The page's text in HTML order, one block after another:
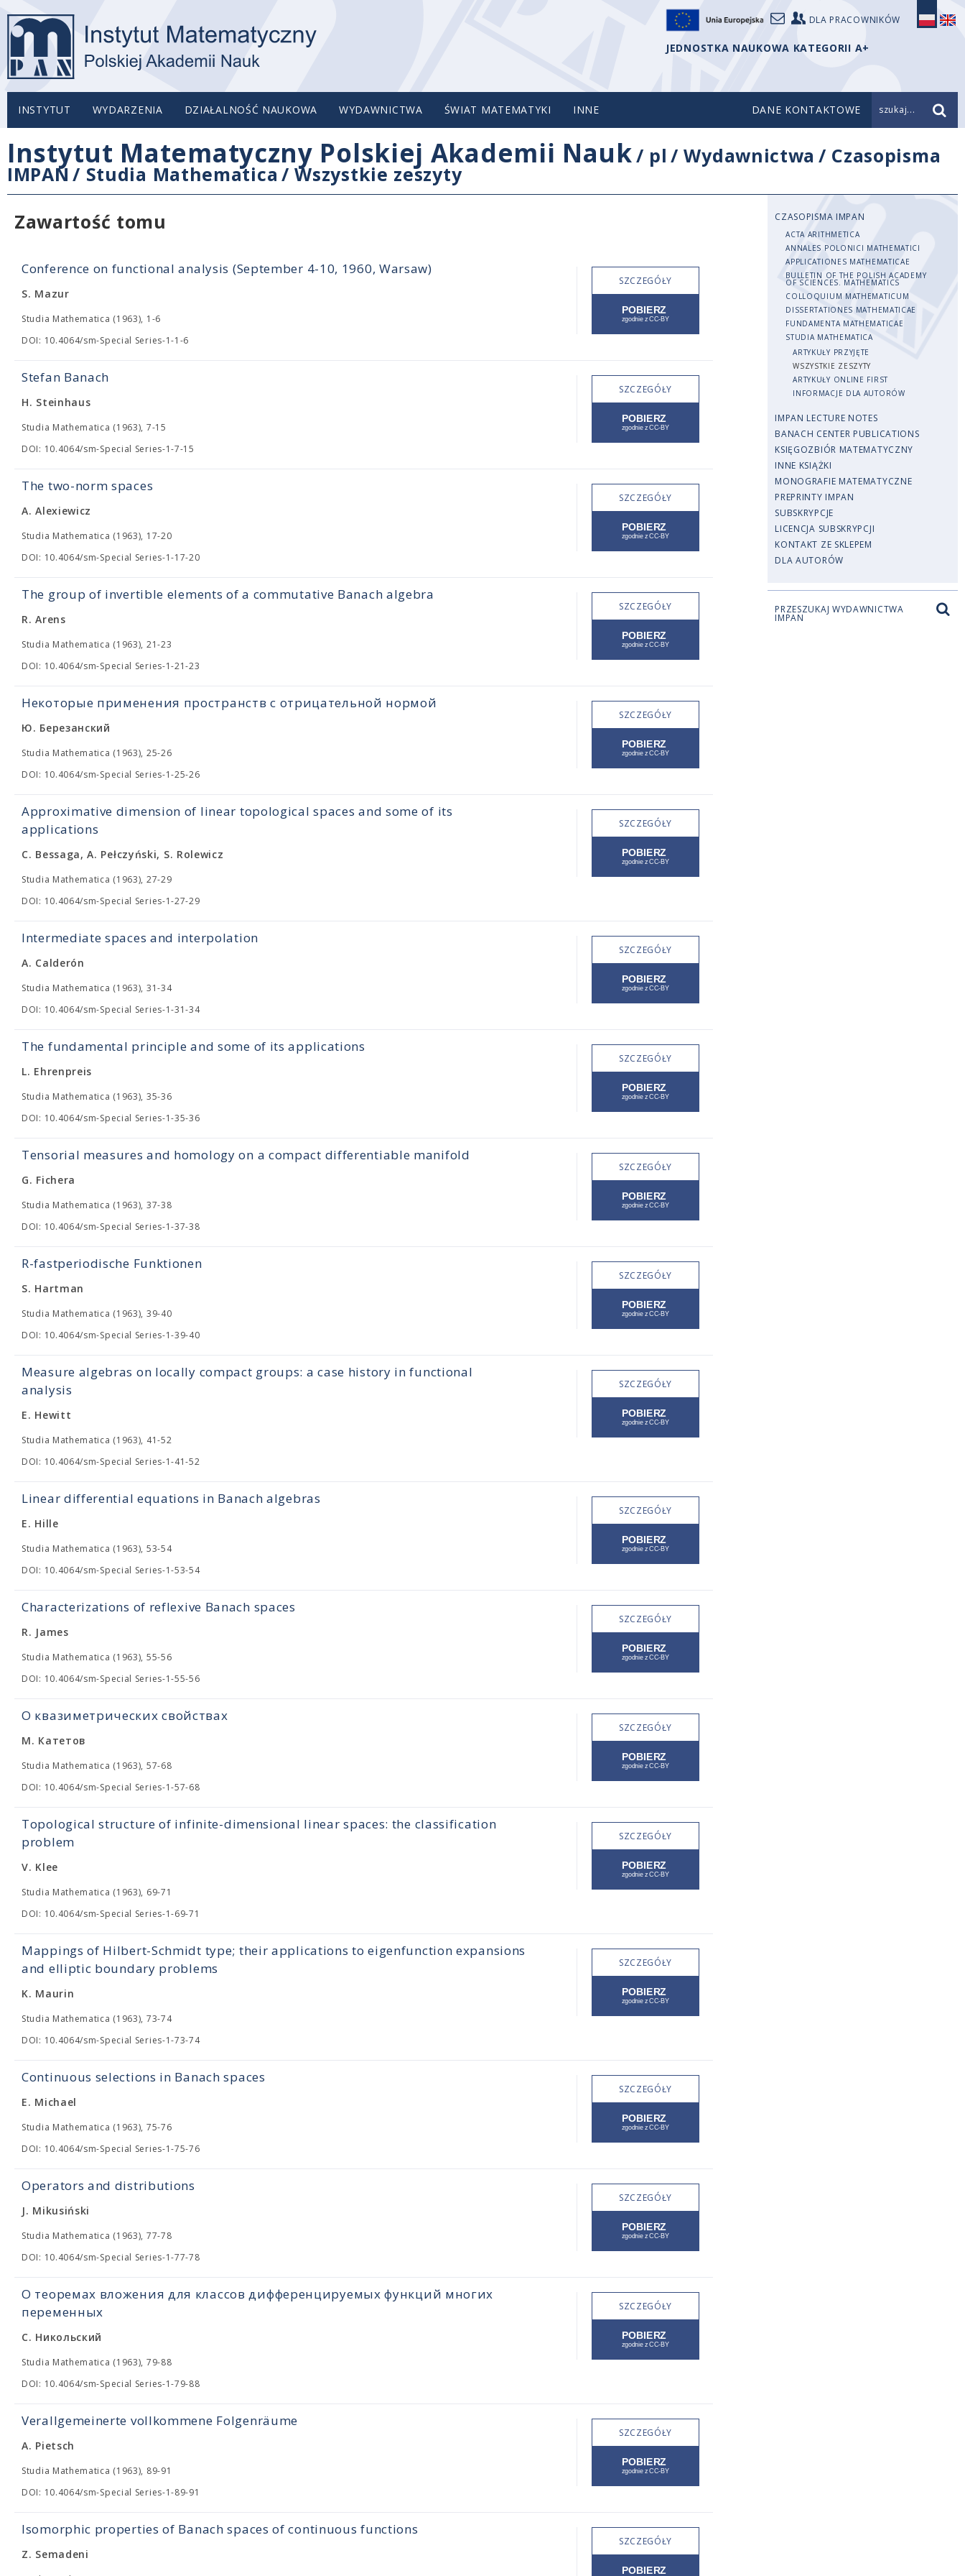
DLA PRACOWNIKÓW
JEDNOSTKA NAUKOWA KATEGORII A+
INSTYTUT WYDARZENIA DZIAŁALNOŚĆ NAUKOWA WYDAWNICTWA ŚWIAT MATEMATYKI INNE DANE KONTAKTOWE szukaj...
Instytut Matematyczny Polskiej Akademii Nauk/ pl /Wydawnictwa / Czasopisma
IMPAN / Studia Mathematica /Wszystkie zeszyty
Zawartość tomu
Conference on functional analysis (September 4-10, 1960, Warsaw)
S. Mazur
Studia Mathematica (1963), 1-6
DOI: 10.4064/sm-Special Series-1-1-6
SZCZEGÓŁY
Stefan Banach
H. Steinhaus
Studia Mathematica (1963), 7-15
DOI: 10.4064/sm-Special Series-1-7-15
SZCZEGÓŁY
The two-norm spaces
A. Alexiewicz
Studia Mathematica (1963), 17-20
DOI: 10.4064/sm-Special Series-1-17-20
SZCZEGÓŁY
The group of invertible elements of a commutative Banach algebra
R. Arens
Studia Mathematica (1963), 21-23
DOI: 10.4064/sm-Special Series-1-21-23
SZCZEGÓŁY
Некоторые применения пространств с отрицательной нормой
Ю. Березанский
Studia Mathematica (1963), 25-26
DOI: 10.4064/sm-Special Series-1-25-26
SZCZEGÓŁY
Approximative dimension of linear topological spaces and some of its
applications
C. Bessaga, A. Pełczyński, S. Rolewicz
Studia Mathematica (1963), 27-29
DOI: 10.4064/sm-Special Series-1-27-29
SZCZEGÓŁY
Intermediate spaces and interpolation
A. Calderón
Studia Mathematica (1963), 31-34
DOI: 10.4064/sm-Special Series-1-31-34
SZCZEGÓŁY
The fundamental principle and some of its applications
L. Ehrenpreis
Studia Mathematica (1963), 35-36
DOI: 10.4064/sm-Special Series-1-35-36
SZCZEGÓŁY
Tensorial measures and homology on a compact differentiable manifold
G. Fichera
Studia Mathematica (1963), 37-38
DOI: 10.4064/sm-Special Series-1-37-38
SZCZEGÓŁY
R-fastperiodische Funktionen
S. Hartman
Studia Mathematica (1963), 39-40
DOI: 10.4064/sm-Special Series-1-39-40
SZCZEGÓŁY
Measure algebras on locally compact groups: a case history in functional
analysis
E. Hewitt
Studia Mathematica (1963), 41-52
DOI: 10.4064/sm-Special Series-1-41-52
SZCZEGÓŁY
Linear differential equations in Banach algebras
E. Hille
Studia Mathematica (1963), 53-54
DOI: 10.4064/sm-Special Series-1-53-54
SZCZEGÓŁY
Characterizations of reflexive Banach spaces
R. James
Studia Mathematica (1963), 55-56
DOI: 10.4064/sm-Special Series-1-55-56
SZCZEGÓŁY
О квазиметрических свойствах
М. Катетов
Studia Mathematica (1963), 57-68
DOI: 10.4064/sm-Special Series-1-57-68
SZCZEGÓŁY
Topological structure of infinite-dimensional linear spaces: the classification
problem
V. Klee
Studia Mathematica (1963), 69-71
DOI: 10.4064/sm-Special Series-1-69-71
SZCZEGÓŁY
Mappings of Hilbert-Schmidt type; their applications to eigenfunction expansions
and elliptic boundary problems
K. Maurin
Studia Mathematica (1963), 73-74
DOI: 10.4064/sm-Special Series-1-73-74
SZCZEGÓŁY
Continuous selections in Banach spaces
E. Michael
Studia Mathematica (1963), 75-76
DOI: 10.4064/sm-Special Series-1-75-76
SZCZEGÓŁY
Operators and distributions
J. Mikusiński
Studia Mathematica (1963), 77-78
DOI: 10.4064/sm-Special Series-1-77-78
SZCZEGÓŁY
О теоремах вложения для классов дифференцируемых функций многих
переменных
С. Никольский
Studia Mathematica (1963), 79-88
DOI: 10.4064/sm-Special Series-1-79-88
SZCZEGÓŁY
Verallgemeinerte vollkommene Folgenräume
A. Pietsch
Studia Mathematica (1963), 89-91
DOI: 10.4064/sm-Special Series-1-89-91
SZCZEGÓŁY
Isomorphic properties of Banach spaces of continuous functions
Z. Semadeni
SZCZEGÓŁY
CZASOPISMA IMPAN
ACTA ARITHMETICA
ANNALES POLONICI MATHEMATICI
APPLICATIONES MATHEMATICAE
BULLETIN OF THE POLISH ACADEMY
OF SCIENCES. MATHEMATICS
COLLOQUIUM MATHEMATICUM
DISSERTATIONES MATHEMATICAE
FUNDAMENTA MATHEMATICAE
STUDIA MATHEMATICA
ARTYKUŁY PRZYJĘTE
WSZYSTKIE ZESZYTY
ARTYKUŁY ONLINE FIRST
INFORMACJE DLA AUTORÓW
IMPAN LECTURE NOTES
BANACH CENTER PUBLICATIONS
KSIĘGOZBIÓR MATEMATYCZNY
INNE KSIĄŻKI
MONOGRAFIE MATEMATYCZNE
PREPRINTY IMPAN
SUBSKRYPCJE
LICENCJA SUBSKRYPCJI
KONTAKT ZE SKLEPEM
DLA AUTORÓW
PRZESZUKAJ WYDAWNICTWA
IMPAN